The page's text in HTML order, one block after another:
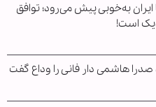
ایران به‌خوبی پیش می‌رود؛ توافق
است!
هاشمی دار فانی را وداع گفت